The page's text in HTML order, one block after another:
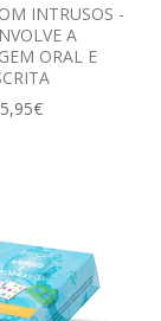
INTRUSOS -
A
ORAL E